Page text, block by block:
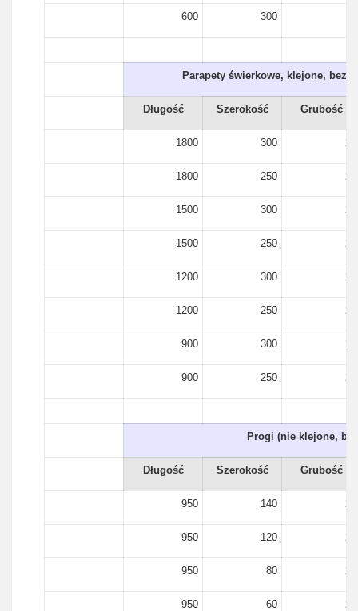
600 300
Parapety świerkowe, klejone, bez
Długość Szerokość Grubość
1800 300 27
1800 250 27
1500 300 27
1500 250 27
1200 300 27
1200 250 27
900 300 27
900 250 27
Progi (nie klejone,
Długość Szerokość Grubość
950 140 21
950 120 21
950 80 21
950 60 21